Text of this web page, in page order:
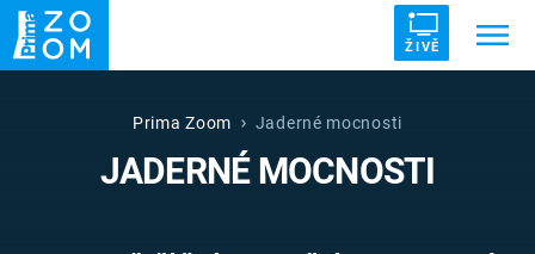
ŽIVĚ
ZRÁDCI UFO DRUHÁ SVĚTOVÁ VÁLKA
VETŘELCI DÁVNOVĚKU
Prima Zoom Jaderné mocnosti
JADERNÉ MOCNOSTI